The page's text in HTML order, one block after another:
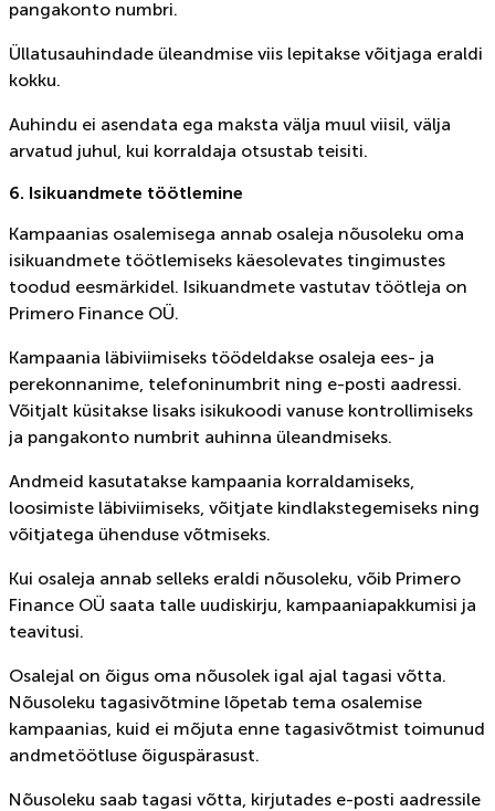
pangakonto numbri.
Üllatusauhindade üleandmise viis lepitakse võitjaga eraldi
kokku.
Auhindu ei asendata ega maksta välja muul viisil, välja
arvatud juhul, kui korraldaja otsustab teisiti.
6. Isikuandmete töötlemine
Kampaanias osalemisega annab osaleja nõusoleku oma
isikuandmete töötlemiseks käesolevates tingimustes
toodud eesmärkidel. Isikuandmete vastutav töötleja on
Primero Finance OÜ.
Kampaania läbiviimiseks töödeldakse osaleja ees- ja
perekonnanime, telefoninumbrit ning e-posti aadressi.
Võitjalt küsitakse lisaks isikukoodi vanuse kontrollimiseks
ja pangakonto numbrit auhinna üleandmiseks.
Andmeid kasutatakse kampaania korraldamiseks,
loosimiste läbiviimiseks, võitjate kindlakstegemiseks ning
võitjatega ühenduse võtmiseks.
Kui osaleja annab selleks eraldi nõusoleku, võib Primero
Finance OÜ saata talle uudiskirju, kampaaniapakkumisi ja
teavitusi.
Osalejal on õigus oma nõusolek igal ajal tagasi võtta.
Nõusoleku tagasivõtmine lõpetab tema osalemise
kampaanias, kuid ei mõjuta enne tagasivõtmist toimunud
andmetöötluse õiguspärasust.
Nõusoleku saab tagasi võtta, kirjutades e-posti aadressile